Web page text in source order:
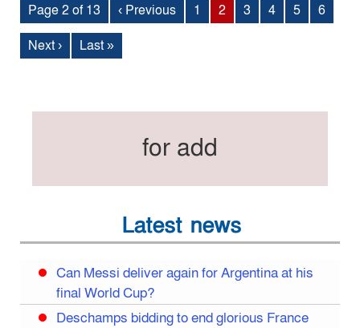
Page 2 of 13 ‹ Previous 1 2 3 4 5
6
Next ›
Last »
for add
Latest news
Can Messi deliver again for Argentina at his
final World Cup?
Deschamps bidding to end glorious France